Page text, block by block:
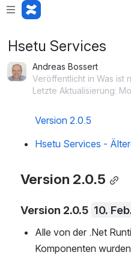
Hsetu Services
Andreas Bossert
Veröffentlicht in Was ist
Letzte Aktualisierung:
Version 2.0.5
Hsetu Services -
Version 2.0.5
Version 2.0.5 10.
Alle von der .Net
Komponenten